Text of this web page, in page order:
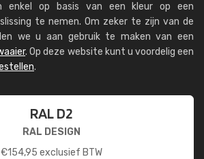
enkel op basis van een kleur op een
te nemen. Om zeker te zijn van de
we u aan gebruik te maken van een
. Op deze website kunt u voordelig een
.
RAL D2
RAL DESIGN
€154,95 exclusief BTW